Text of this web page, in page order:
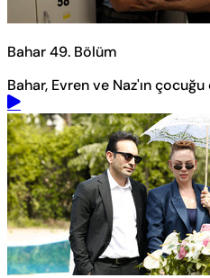
Bahar 49. Bölüm
Bahar, Evren ve Naz'ın çocuğu